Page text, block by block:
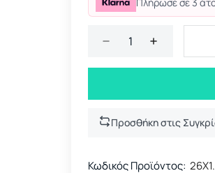
Προσθήκη στις
Κωδικός Προϊόντος: